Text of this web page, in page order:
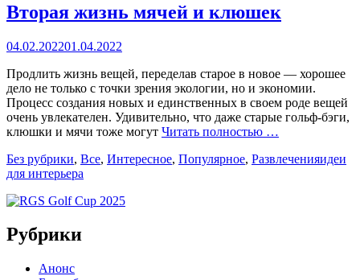
Вторая жизнь мячей и клюшек
Posted
04.02.202201.04.2022
Продлить жизнь вещей, переделав старое в новое — хорошее
дело не только с точки зрения экологии, но и экономии.
Процесс создания новых и единственных в своем роде вещей
очень увлекателен. Удивительно, что даже старые гольф-бэги,
клюшки и мячи тоже могут Читать полностью …
Categories
Без рубрики, Все, Интересное, Популярное, РазвлеченияTags
идеи
для интерьера
Рубрики
Анонс